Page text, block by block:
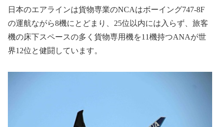
日本のエアラインは貨物専業のNCAはボーイング747-8F
の運航ながら8機にとどまり、 25位以内には入らず、旅客
機の床下スペースの多く貨物専用機を11機持つANAが世
界12位と健闘しています。